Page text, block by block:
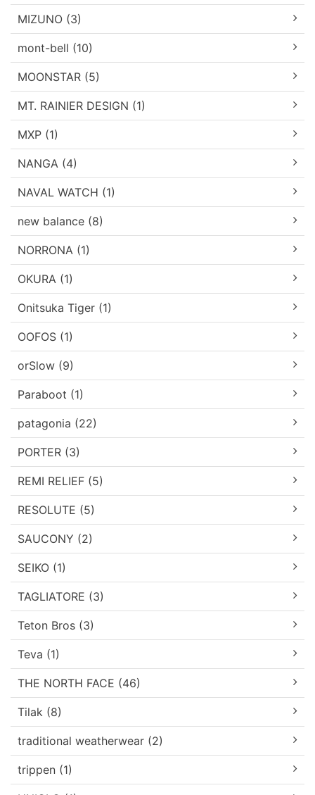
MIZUNO (3)
mont-bell (10)
MOONSTAR (5)
MT. RAINIER DESIGN (1)
MXP (1)
NANGA (4)
NAVAL WATCH (1)
new balance (8)
NORRONA (1)
OKURA (1)
Onitsuka Tiger (1)
OOFOS (1)
orSlow (9)
Paraboot (1)
patagonia (22)
PORTER (3)
REMI RELIEF (5)
RESOLUTE (5)
SAUCONY (2)
SEIKO (1)
TAGLIATORE (3)
Teton Bros (3)
Teva (1)
THE NORTH FACE (46)
Tilak (8)
traditional weatherwear (2)
trippen (1)